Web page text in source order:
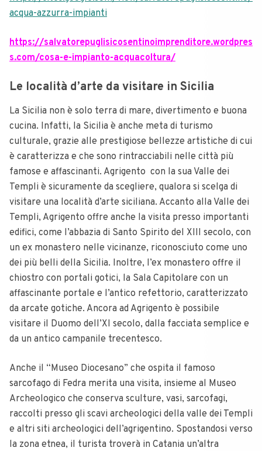
acqua-azzurra-impianti
https://salvatorepuglisicosentinoimprenditore.wordpres
s.com/cosa-e-impianto-acquacoltura/
Le località d’arte da visitare in Sicilia
La Sicilia non è solo terra di mare, divertimento e buona
cucina. Infatti, la Sicilia è anche meta di turismo
culturale, grazie alle prestigiose bellezze artistiche di cui
è caratterizza e che sono rintracciabili nelle città più
famose e affascinanti. Agrigento con la sua Valle dei
Templi è sicuramente da scegliere, qualora si scelga di
visitare una località d’arte siciliana. Accanto alla Valle dei
Templi, Agrigento offre anche la visita presso importanti
edifici, come l’abbazia di Santo Spirito del XIII secolo, con
un ex monastero nelle vicinanze, riconosciuto come uno
dei più belli della Sicilia. Inoltre, l’ex monastero offre il
chiostro con portali gotici, la Sala Capitolare con un
affascinante portale e l’antico refettorio, caratterizzato
da arcate gotiche. Ancora ad Agrigento è possibile
visitare il Duomo dell’XI secolo, dalla facciata semplice e
da un antico campanile trecentesco.
Anche il “Museo Diocesano” che ospita il famoso
sarcofago di Fedra merita una visita, insieme al Museo
Archeologico che conserva sculture, vasi, sarcofagi,
raccolti presso gli scavi archeologici della valle dei Templi
e altri siti archeologici dell’agrigentino. Spostandosi verso
la zona etnea, il turista troverà in Catania un’altra